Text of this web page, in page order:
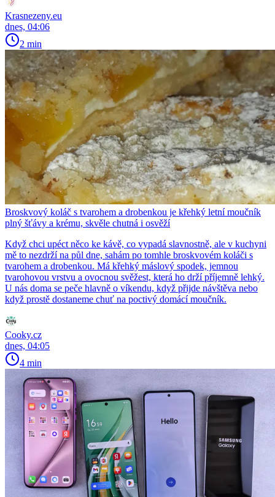
Krasnezeny.eu
dnes, 04:06
2 min
Broskvový koláč s tvarohem a drobenkou je křehký letní moučník
plný šťávy a krému, skvěle chutná i osvěží
Když chci upéct něco ke kávě, co vypadá slavnostně, ale v kuchyni
mě to nezdrží na půl dne, sahám po tomhle broskvovém koláči s
tvarohem a drobenkou. Má křehký máslový spodek, jemnou
tvarohovou vrstvu a ovocnou svěžest, která ho drží příjemně lehký.
U nás doma se peče hlavně o víkendu, když přijde návštěva nebo
když prostě dostaneme chuť na poctivý domácí moučník.
Cooky.cz
dnes, 04:05
4 min